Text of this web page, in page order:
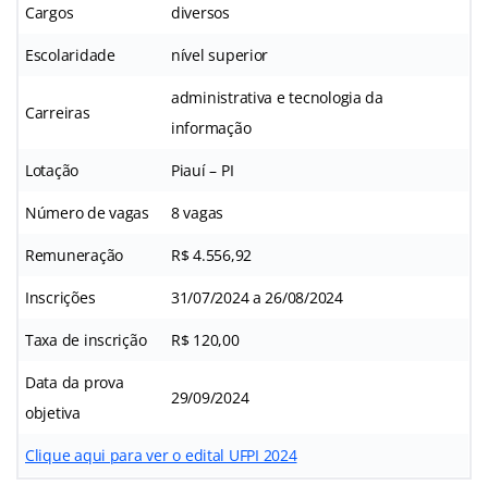
Cargos diversos
Escolaridade nível superior
Carreiras
administrativa e tecnologia da
informação
Lotação Piauí – PI
Número de vagas 8 vagas
Remuneração R$ 4.556,92
Inscrições 31/07/2024 a 26/08/2024
Taxa de inscrição R$ 120,00
Data da prova
objetiva
29/09/2024
Clique aqui para ver o edital UFPI 2024